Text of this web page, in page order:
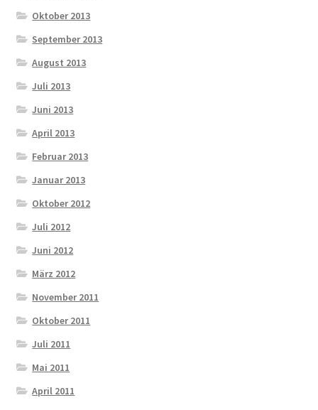
Oktober 2013
September 2013
August 2013
Juli 2013
Juni 2013
April 2013
Februar 2013
Januar 2013
Oktober 2012
Juli 2012
Juni 2012
März 2012
November 2011
Oktober 2011
Juli 2011
Mai 2011
April 2011